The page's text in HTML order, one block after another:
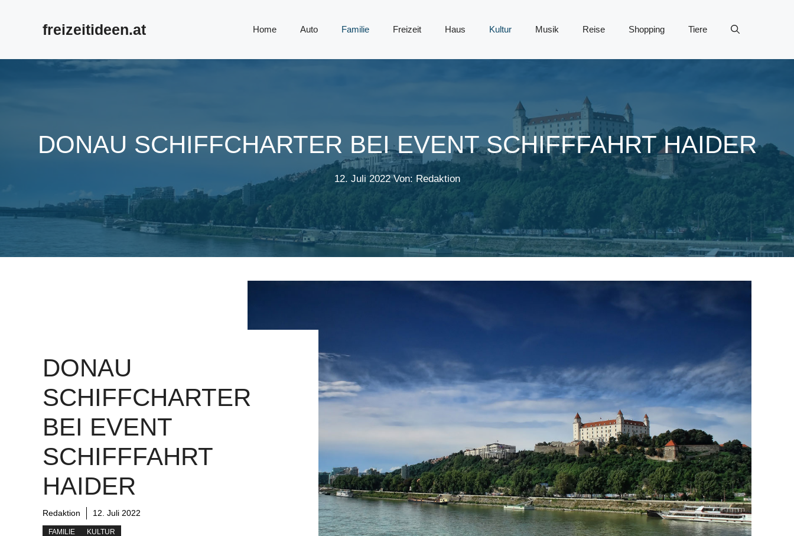
freizeitideen.at Home Auto Familie Freizeit Haus Kultur Musik Reise Shopping Tiere
DONAU SCHIFFCHARTER BEI EVENT SCHIFFFAHRT HAIDER
12. Juli 2022 Von: Redaktion
DONAU
SCHIFFCHARTER
BEI EVENT
SCHIFFFAHRT
HAIDER
Redaktion 12. Juli 2022
FAMILIE KULTUR